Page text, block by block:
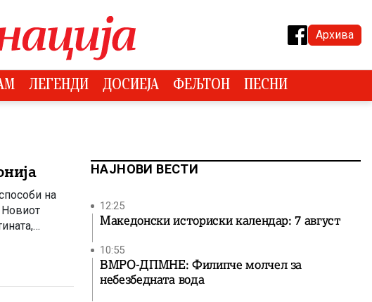
Архива
ЛЕГЕНДИ ДОСИЕЈА ФЕЉТОН ПЕСНИ
на
Новиот
НАЈНОВИ ВЕСТИ
12:25
Македонски историски календар: 7 август
10:55
ВМРО-ДПМНЕ: Филипче молчел за
небезбедната вода